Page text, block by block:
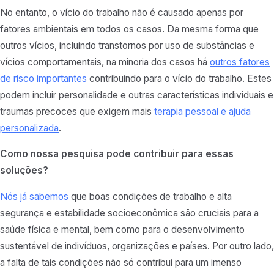
No entanto, o vício do trabalho não é causado apenas por
fatores ambientais em todos os casos. Da mesma forma que
outros vícios, incluindo transtornos por uso de substâncias e
vícios comportamentais, na minoria dos casos há outros fatores
de risco importantes contribuindo para o vício do trabalho. Estes
podem incluir personalidade e outras características individuais e
traumas precoces que exigem mais terapia pessoal e ajuda
personalizada.
Como nossa pesquisa pode contribuir para essas
soluções?
Nós já sabemos que boas condições de trabalho e alta
segurança e estabilidade socioeconômica são cruciais para a
saúde física e mental, bem como para o desenvolvimento
sustentável de indivíduos, organizações e países. Por outro lado,
a falta de tais condições não só contribui para um imenso